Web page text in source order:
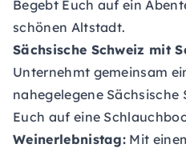
Begebt Euch auf ein
schönen Altstadt.
Sächsische Schweiz mit
Unternehmt gemeinsam
nahegelegene Sächsische
Euch auf eine
Weinerlebnistag: Mit